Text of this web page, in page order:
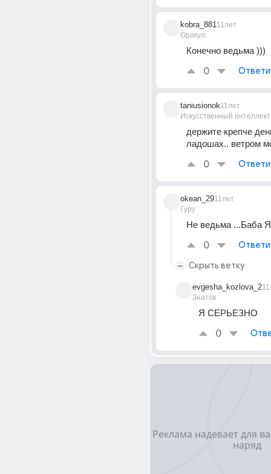
kobra_881
Оракул
11лет
Конечно ведьма )))
0
taniusionok
Искусственный интеллект
11лет
держите крепче
ладошах.. ветром
0
okean_29
Гуру
11лет
Не ведьма ...Баба
0
Скрыть ветку
evgesha_kozlova_2
Знаток
Я СЕРЬЕЗНО
0